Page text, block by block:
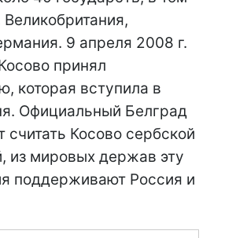
9 апреля 2008 г.
принял
которая вступила в
Официальный Белград
считать Косово сербской
из мировых держав эту
поддерживают Россия и